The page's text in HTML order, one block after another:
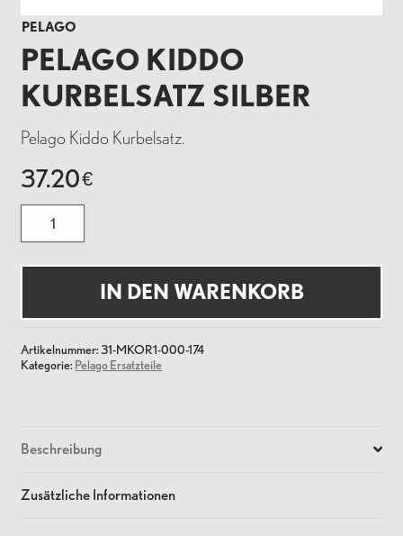
PELAGO
PELAGO KIDDO
KURBELSATZ SILBER
Pelago Kiddo Kurbelsatz.
37.20€
Pelago
Kiddo
Kurbelsatz
Menge
IN DEN WARENKORB
Artikelnummer:31-MKOR1-000-174
Kategorie: Pelago Ersatzteile
Beschreibung
Zusätzliche Informationen